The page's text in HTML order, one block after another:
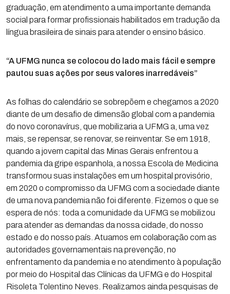
graduação, em atendimento a uma importante demanda
social para formar profissionais habilitados em tradução da
língua brasileira de sinais para atender o ensino básico.
“A UFMG nunca se colocou do lado mais fácil e sempre
pautou suas ações por seus valores inarredáveis”
As folhas do calendário se sobrepõem e chegamos a 2020
diante de um desafio de dimensão global com a pandemia
do novo coronavírus, que mobilizaria a UFMG a, uma vez
mais, se repensar, se renovar, se reinventar. Se em 1918,
quando a jovem capital das Minas Gerais enfrentou a
pandemia da gripe espanhola, a nossa Escola de Medicina
transformou suas instalações em um hospital provisório,
em 2020 o compromisso da UFMG com a sociedade diante
de uma nova pandemia não foi diferente. Fizemos o que se
espera de nós: toda a comunidade da UFMG se mobilizou
para atender as demandas da nossa cidade, do nosso
estado e do nosso país. Atuamos em colaboração com as
autoridades governamentais na prevenção, no
enfrentamento da pandemia e no atendimento à população
por meio do Hospital das Clínicas da UFMG e do Hospital
Risoleta Tolentino Neves. Realizamos ainda pesquisas de